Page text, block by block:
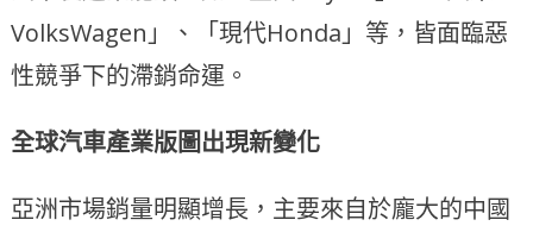
VolksWagen」、「現代Honda」等，皆面臨惡
性競爭下的滯銷命運。
全球汽車產業版圖出現新變化
亞洲市場銷量明顯增長，主要來自於龐大的中國